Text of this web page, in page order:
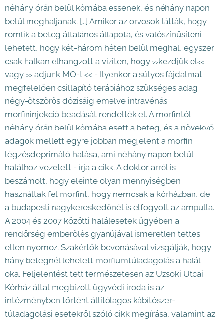
néhány órán belül kómába essenek, és néhány napon
belül meghaljanak. [...] Amikor az orvosok látták, hogy
romlik a beteg általános állapota, és valószínűsíteni
lehetett, hogy két-három héten belül meghal, egyszer
csak halkan elhangzott a viziten, hogy >>kezdjük el<<
vagy >> adjunk MO-t << - Ilyenkor a súlyos fájdalmat
megfelelően csillapító terápiához szükséges adag
négy-ötszörös dózisáig emelve intravénás
morfininjekció beadását rendelték el. A morfintól
néhány órán belül kómába esett a beteg, és a növekvő
adagok mellett egyre jobban megjelent a morfin
légzésdeprimáló hatása, ami néhány napon belül
halálhoz vezetett - írja a cikk. A doktor arról is
beszámolt, hogy eleinte olyan mennyiségben
használtak fel morfint, hogy nemcsak a kórházban, de
a budapesti nagykereskedőnél is elfogyott az ampulla.
A 2004 és 2007 közötti halálesetek ügyében a
rendőrség emberölés gyanújával ismeretlen tettes
ellen nyomoz. Szakértők bevonásával vizsgálják, hogy
hány betegnél lehetett morfiumtúladagolás a halál
oka. Feljelentést tett természetesen az Uzsoki Utcai
Kórház által megbízott ügyvédi iroda is az
intézményben történt állítólagos kábítószer-
túladagolási esetekről szóló cikk megírása, valamint az